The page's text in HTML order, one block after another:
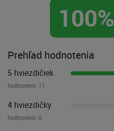
100%
Prehľad hodnotenia
5 hviezdičiek
hodnotení: 11
4 hviezdičky
hodnotení: 0